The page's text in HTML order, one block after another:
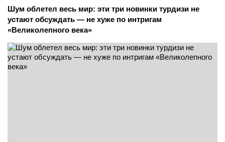
Шум облетел весь мир: эти три новинки турдизи не
устают обсуждать — не хуже по интригам
«Великолепного века»